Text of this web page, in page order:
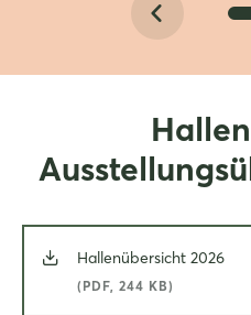
Hallenübersicht 2026
(PDF, 244 KB)